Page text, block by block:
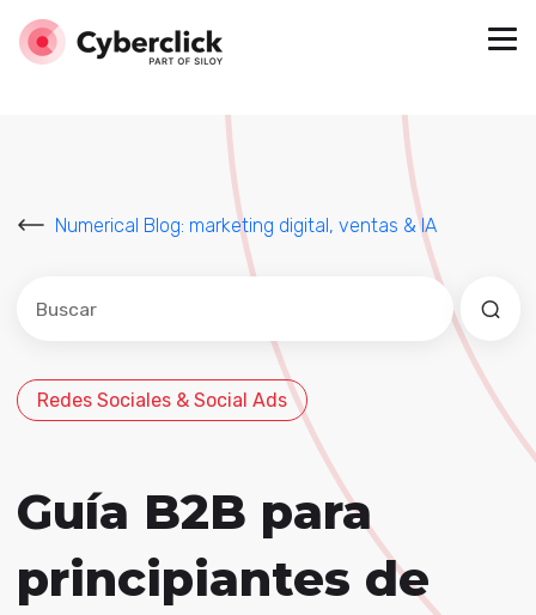
Numerical Blog: marketing digital, ventas & IA
Este es un campo de búsqueda con una función de
No hay sugerencias porque el campo de
Redes Sociales & Social Ads
Guía B2B para
principiantes de